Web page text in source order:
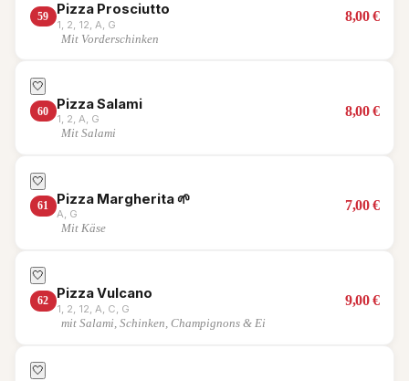
59 Pizza Prosciutto
1, 2, 12, A, G
8,00€
Mit Vorderschinken
🤍
60 Pizza Salami
1, 2, A, G
8,00€
Mit Salami
🤍
61 Pizza Margherita 🌱
A, G
7,00€
Mit Käse
🤍
62 Pizza Vulcano
1, 2, 12, A, C, G
9,00€
mit Salami, Schinken, Champignons & Ei
🤍